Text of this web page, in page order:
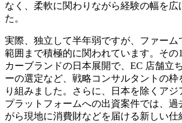
なく、柔軟に関わりながら経験の幅を広
た。
実際、独立して半年弱ですが、ファーム
範囲まで積極的に関われています。その
カーブランドの日本展開で、EC 店舗立
ーの選定など、戦略コンサルタントの枠
り組みました。さらに、日本を除くアジ
プラットフォームへの出資案件では、過
がら現地に消費財などを届ける新しい仕